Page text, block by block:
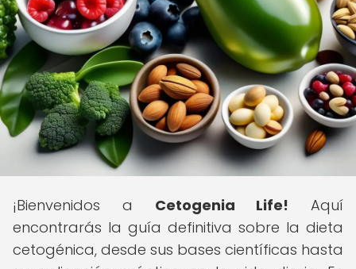
¡Bienvenidos a Cetogenia Life! Aquí
encontrarás la guía definitiva sobre la dieta
cetogénica, desde sus bases científicas hasta